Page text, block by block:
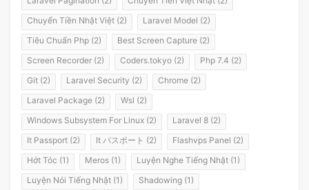
Chuyển Tiền Nhật Việt (2)
Laravel Model (2)
Tiêu Chuẩn Php (2)
Best Screen Capture (2)
Screen Recorder (2)
Coders.tokyo (2)
Php 7.4 (2)
Git (2)
Laravel Security (2)
Chrome (2)
Laravel Package (2)
Wsl (2)
Windows Subsystem For Linux (2)
Laravel 8 (2)
It Passport (2)
It パスポート (2)
Flashvps Panel (2)
Hớt Tóc (1)
Meros (1)
Luyện Nghe Tiếng Nhật (1)
Luyện Nói Tiếng Nhật (1)
Shadowing (1)